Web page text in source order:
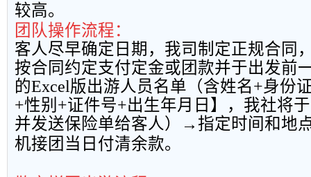
较高。
团队操作流程：
客人尽早确定日期，我司制定正规合同
按合同约定支付定金或团款并于出发前
的Excel版出游人员名单（含姓名+身份
+性别 +证件号+出生年月日】，我社将
并发送保险单给客人）→指定时间和地
机接团当日付清余款。